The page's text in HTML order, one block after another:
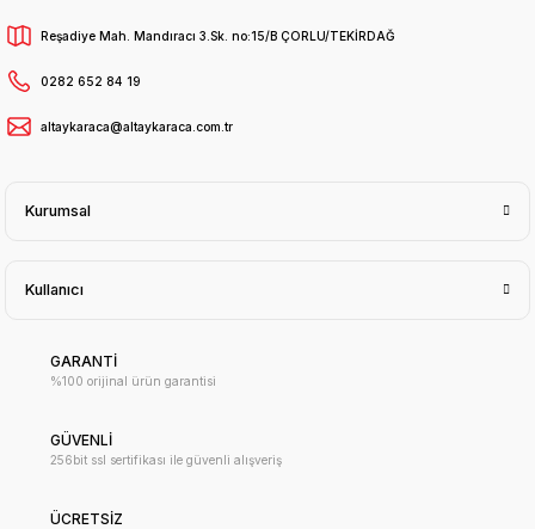
Reşadiye Mah. Mandıracı 3.Sk. no:15/B ÇORLU/TEKİRDAĞ
0282 652 84 19
altaykaraca@altaykaraca.com.tr
Kurumsal
Kullanıcı
GARANTİ
%100 orijinal ürün garantisi
GÜVENLİ
256bit ssl sertifikası ile güvenli alışveriş
ÜCRETSİZ